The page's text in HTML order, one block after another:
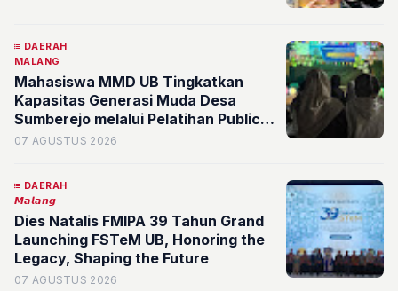
DAERAH
MALANG
Mahasiswa MMD UB Tingkatkan
Kapasitas Generasi Muda Desa
Sumberejo melalui Pelatihan Public
Speaking dan Digitalisasi Potensi
07 AGUSTUS 2026
DAERAH
𝙈𝙖𝙡𝙖𝙣𝙜
Dies Natalis FMIPA 39 Tahun Grand
Launching FSTeM UB, Honoring the
Legacy, Shaping the Future
07 AGUSTUS 2026